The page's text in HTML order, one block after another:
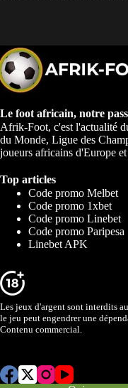
Le foot africain, notre
Afrik-Foot, c'est l'actualité
du Monde, Ligue des
joueurs africains d'Europe
Top articles
Code promo Melbet
Code promo 1xbet
Code promo Linebet
Code promo Paripesa
Linebet APK
Les jeux d'argent sont interdits
le jeu peut engendrer une
Contenu commercial.